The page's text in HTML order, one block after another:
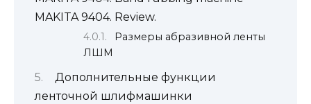
MAKITA 9404. Review.
Размеры абразивной ленты
ЛШМ
Дополнительные функции
ленточной шлифмашинки